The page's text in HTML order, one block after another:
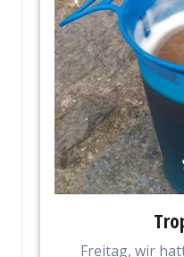
Freitag, wir